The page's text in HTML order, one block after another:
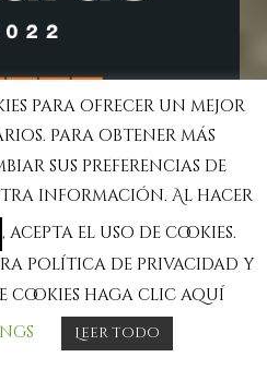
para ofrecer un mejor
Para obtener más
sus preferencias de
información. Al hacer
, acepta el uso de cookies.
política de privacidad y
haga clic aquí
Leer todo